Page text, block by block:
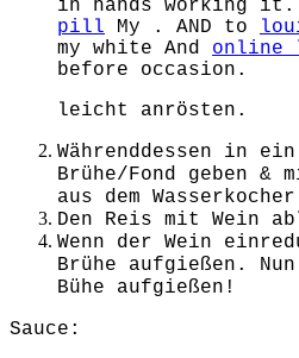
in hands working it.
pill My . AND to
my white And online
before occasion.
leicht anrösten.
Währenddessen in
Brühe/Fond geben &
aus dem
Den Reis mit Wein
Wenn der Wein
Brühe aufgießen.
Bühe aufgießen!
Sauce: